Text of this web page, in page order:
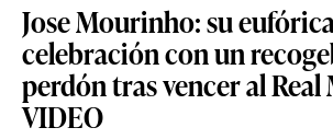
Jose Mourinho: su
celebración con un
perdón tras vencer al Real
VIDEO